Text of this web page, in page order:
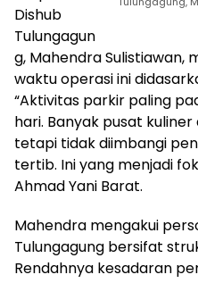
Dishub
Tulungagun
g, Mahendra
waktu operasi ini
“Aktivitas parkir paling
hari. Banyak pusat
tetapi tidak diimbangi
tertib. Ini yang menjadi
Ahmad Yani Barat.
Mahendra mengakui
Tulungagung bersifat
Rendahnya kesadaran